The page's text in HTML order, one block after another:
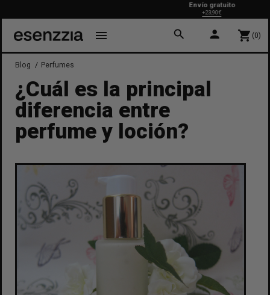
menu search person shopping_cart (0)
Blog Perfumes
¿Cuál es la principal
diferencia entre
perfume y loción?